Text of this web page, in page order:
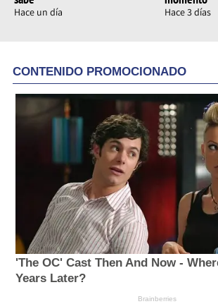
Hace un día Hace 3 días